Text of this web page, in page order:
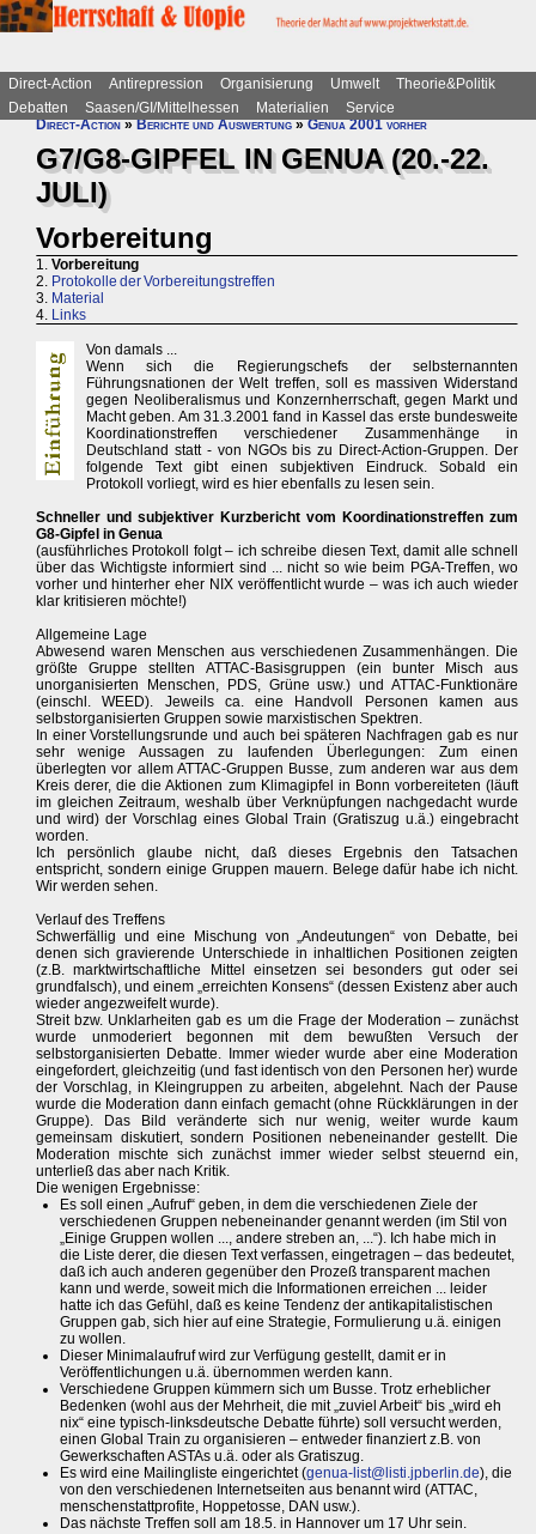
Direct-Action Antirepression Organisierung Umwelt
Theorie&Politik
Debatten
Saasen/GI/Mittelhessen Materialien
Service
Direct-Action»Berichte und Auswertung»Genua 2001 vorher
G7/G8-GIPFEL IN GENUA (20.-22.
JULI)
Vorbereitung
1. Vorbereitung
2. Protokolle der Vorbereitungstreffen
3. Material
4. Links
Von damals ...
Wenn sich die Regierungschefs der selbsternannten
Führungsnationen der Welt treffen, soll es massiven Widerstand
gegen Neoliberalismus und Konzernherrschaft, gegen Markt und
Macht geben. Am 31.3.2001 fand in Kassel das erste bundesweite
Koordinationstreffen verschiedener Zusammenhänge in
Deutschland statt - von NGOs bis zu Direct-Action-Gruppen. Der
folgende Text gibt einen subjektiven Eindruck. Sobald ein
Protokoll vorliegt, wird es hier ebenfalls zu lesen sein.
Schneller und subjektiver Kurzbericht vom Koordinationstreffen zum
G8-Gipfel in Genua
(ausführliches Protokoll folgt – ich schreibe diesen Text, damit alle schnell
über das Wichtigste informiert sind ... nicht so wie beim PGA-Treffen, wo
vorher und hinterher eher NIX veröffentlicht wurde – was ich auch wieder
klar kritisieren möchte!)
Allgemeine Lage
Abwesend waren Menschen aus verschiedenen Zusammenhängen. Die
größte Gruppe stellten ATTAC-Basisgruppen (ein bunter Misch aus
unorganisierten Menschen, PDS, Grüne usw.) und ATTAC-Funktionäre
(einschl. WEED). Jeweils ca. eine Handvoll Personen kamen aus
selbstorganisierten Gruppen sowie marxistischen Spektren.
In einer Vorstellungsrunde und auch bei späteren Nachfragen gab es nur
sehr wenige Aussagen zu laufenden Überlegungen: Zum einen
überlegten vor allem ATTAC-Gruppen Busse, zum anderen war aus dem
Kreis derer, die die Aktionen zum Klimagipfel in Bonn vorbereiteten (läuft
im gleichen Zeitraum, weshalb über Verknüpfungen nachgedacht wurde
und wird) der Vorschlag eines Global Train (Gratiszug u.ä.) eingebracht
worden.
Ich persönlich glaube nicht, daß dieses Ergebnis den Tatsachen
entspricht, sondern einige Gruppen mauern. Belege dafür habe ich nicht.
Wir werden sehen.
Verlauf des Treffens
Schwerfällig und eine Mischung von „Andeutungen“ von Debatte, bei
denen sich gravierende Unterschiede in inhaltlichen Positionen zeigten
(z.B. marktwirtschaftliche Mittel einsetzen sei besonders gut oder sei
grundfalsch), und einem „erreichten Konsens“ (dessen Existenz aber auch
wieder angezweifelt wurde).
Streit bzw. Unklarheiten gab es um die Frage der Moderation – zunächst
wurde unmoderiert begonnen mit dem bewußten Versuch der
selbstorganisierten Debatte. Immer wieder wurde aber eine Moderation
eingefordert, gleichzeitig (und fast identisch von den Personen her) wurde
der Vorschlag, in Kleingruppen zu arbeiten, abgelehnt. Nach der Pause
wurde die Moderation dann einfach gemacht (ohne Rückklärungen in der
Gruppe). Das Bild veränderte sich nur wenig, weiter wurde kaum
gemeinsam diskutiert, sondern Positionen nebeneinander gestellt. Die
Moderation mischte sich zunächst immer wieder selbst steuernd ein,
unterließ das aber nach Kritik.
Die wenigen Ergebnisse:
Es soll einen „Aufruf“ geben, in dem die verschiedenen Ziele der
verschiedenen Gruppen nebeneinander genannt werden (im Stil von
„Einige Gruppen wollen ..., andere streben an, ...“). Ich habe mich in
die Liste derer, die diesen Text verfassen, eingetragen – das bedeutet,
daß ich auch anderen gegenüber den Prozeß transparent machen
kann und werde, soweit mich die Informationen erreichen ... leider
hatte ich das Gefühl, daß es keine Tendenz der antikapitalistischen
Gruppen gab, sich hier auf eine Strategie, Formulierung u.ä. einigen
zu wollen.
Dieser Minimalaufruf wird zur Verfügung gestellt, damit er in
Veröffentlichungen u.ä. übernommen werden kann.
Verschiedene Gruppen kümmern sich um Busse. Trotz erheblicher
Bedenken (wohl aus der Mehrheit, die mit „zuviel Arbeit“ bis „wird eh
nix“ eine typisch-linksdeutsche Debatte führte) soll versucht werden,
einen Global Train zu organisieren – entweder finanziert z.B. von
Gewerkschaften ASTAs u.ä. oder als Gratiszug.
Es wird eine Mailingliste eingerichtet (genua-list@listi.jpberlin.de), die
von den verschiedenen Internetseiten aus benannt wird (ATTAC,
menschenstattprofite, Hoppetosse, DAN usw.).
Das nächste Treffen soll am 18.5. in Hannover um 17 Uhr sein.